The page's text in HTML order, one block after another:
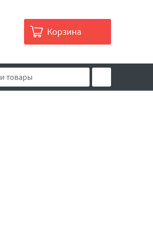
Корзина